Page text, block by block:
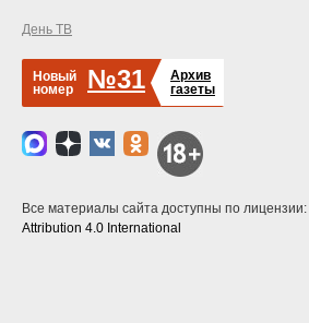
День ТВ
Новый
номер
№31
Архив
газеты
Все материалы сайта доступны по лицензии:
Attribution 4.0 International